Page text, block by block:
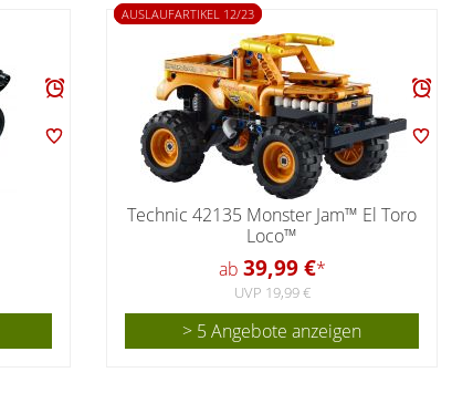
AUSLAUFARTIKEL 12/23
Technic 42135 Monster Jam™ El Toro
Loco™
ab 39,99 €*
UVP 19,99 €
> 5 Angebote anzeigen